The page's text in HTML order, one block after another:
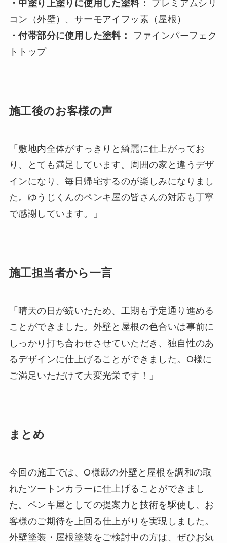
・中塗り上塗りに使用した塗料：
プレミアムシリ
コン（外壁）、サーモアイフッ素（屋根）
・付帯部分に使用した塗料：
ファインパーフェク
トトップ
施工後のお客様の声
「敷地内全体がすっきりと綺麗に仕上がってお
り、とても満足しています。周囲の家と違うデザ
インになり、毎日帰宅するのが楽しみになりまし
た。ゆうじくんのペンキ屋の皆さんの対応も丁寧
で感謝しています。」
施工担当者から一言
「晴天の日が続いたため、工期も予定通り進める
ことができました。外壁と屋根の色合いは事前に
しっかり打ち合わせさせていただき、独自性のあ
るデザインに仕上げることができました。O様に
ご満足いただけて大変光栄です！」
まとめ
今回の施工では、O様邸の外壁と屋根を調和の取
れたツートンカラーに仕上げることができまし
た。ペンキ屋としての提案力と技術を駆使し、お
客様のご期待を上回る仕上がりを実現しました。
外壁塗装・屋根塗装をご検討中の方は、ぜひお気